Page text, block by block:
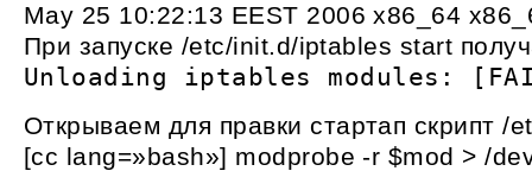
May 25 10:22:13 EEST 2006 x86_64
При запуске /etc/init.d/iptables start
Unloading iptables modules:
Открываем для правки стартап скрипт /
[cc lang=»bash»] modprobe -r $mod > /